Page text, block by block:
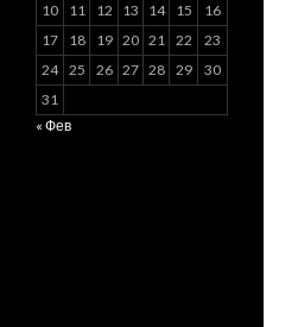
10
11 12 13 14 15
16
17
18 19 20 21 22
23
24 25 26 27 28 29
30
31
« Фев